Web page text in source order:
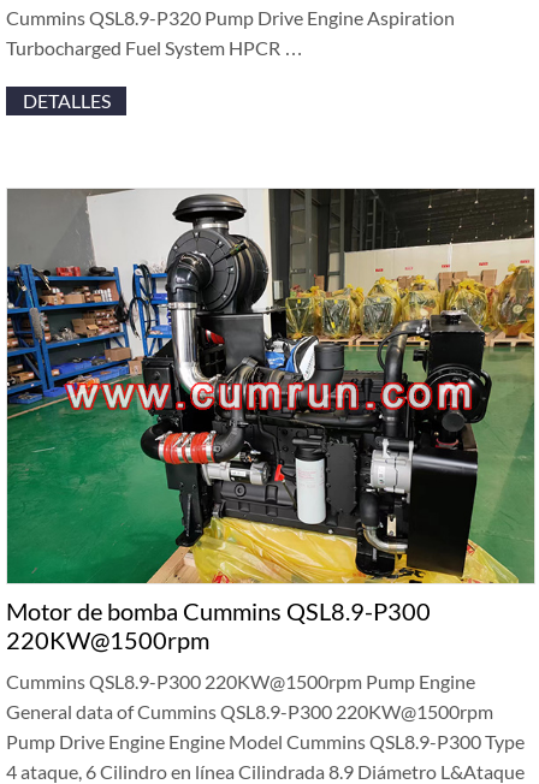
Cummins QSL8.9-P320 Pump Drive Engine Aspiration
Turbocharged Fuel System HPCR
DETALLES
Motor de bomba Cummins QSL8.9-P300
220KW@1500rpm
Cummins QSL8.9-P300 220KW@1500rpm Pump Engine
General data of Cummins QSL8.9-P300 220KW@1500rpm
Pump Drive Engine Engine Model Cummins QSL8.9-P300 Type
4 ataque, 6 Cilindro en línea Cilindrada 8.9 Diámetro L&Ataque